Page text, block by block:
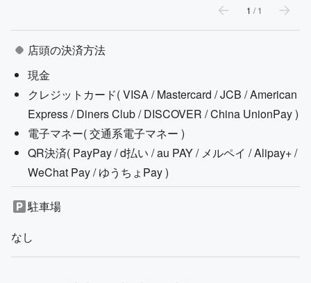
1 /1
店頭の決済方法
現金
クレジットカード(VISA / Mastercard / JCB / American
Express / Diners Club / DISCOVER / China UnionPay)
電子マネー(交通系電子マネー )
QR決済( PayPay / d払い / au PAY / メルペイ / Alipay+ /
WeChat Pay / ゆうちょPay)
駐車場
なし